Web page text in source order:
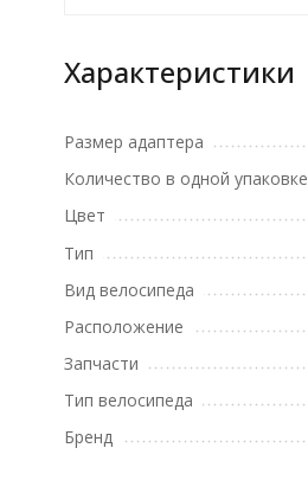
Характеристики
Размер адаптера
Количество в одной упаковке
Цвет
Тип
Вид велосипеда
Расположение
Запчасти
Тип велосипеда
Бренд